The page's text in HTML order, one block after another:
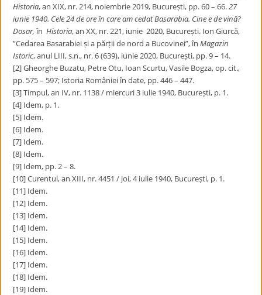
Historia, an XIX, nr. 214, noiembrie 2019, București, pp. 60 – 66.27
iunie 1940. Cele 24 de ore în care am cedat Basarabia. Cine e de vină?
Dosar,înHistoria, an XX, nr. 221, iunie 2020, București. Ion Giurcă,
”Cedarea Basarabiei și a părții de nord a Bucovinei”, înMagazin
Istoric, anul LIII, s.n., nr. 6 (639), iunie 2020, București, pp. 9 – 14.
[2] Gheorghe Buzatu, Petre Otu, Ioan Scurtu, Vasile Bogza, op. cit.,
pp. 575 – 597; Istoria României în date, pp. 446 – 447.
[3] Timpul, an IV, nr. 1138 / miercuri 3 iulie 1940, București, p. 1.
[4] Idem, p. 1.
[5] Idem.
[6] Idem.
[7] Idem.
[8] Idem.
[9] Idem, pp. 2 – 8.
[10] Curentul, an XIII, nr. 4451 / joi, 4 iulie 1940, București, p. 1.
[11] Idem.
[12] Idem.
[13] Idem.
[14] Idem.
[15] Idem.
[16] Idem.
[17] Idem.
[18] Idem.
[19] Idem.